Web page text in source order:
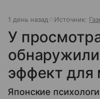
1 день назад Источник:
У
эффект для
Японские